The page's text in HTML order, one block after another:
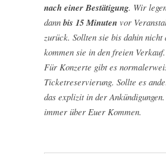
nach einer Bestätigung. Wir
dann bis 15 Minuten vor
zurück. Sollten sie bis dahin nicht
kommen sie in den freien Verkauf.
Für Konzerte gibt es
Ticketreservierung. Sollte es
das explizit in der
immer über Euer Kommen.